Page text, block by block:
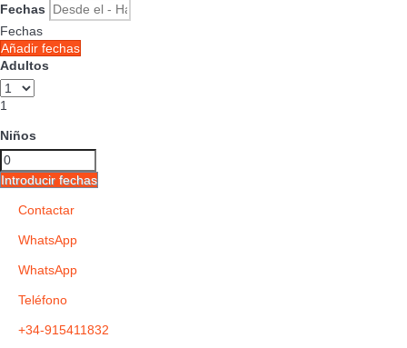
Fechas
Fechas
Añadir fechas
Adultos
1
Niños
Introducir fechas
Contactar
WhatsApp
WhatsApp
Teléfono
+34-915411832